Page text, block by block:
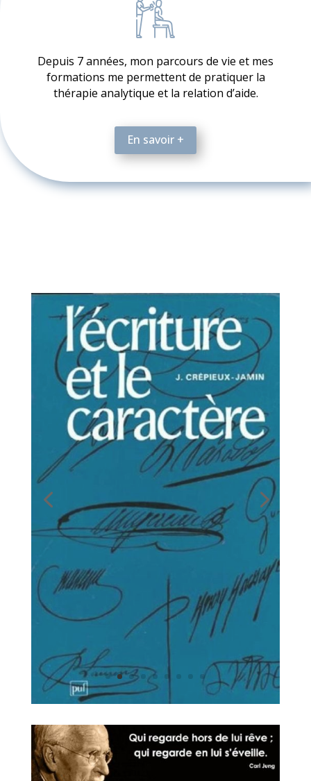
Depuis 7 années, mon parcours de vie et mes
formations me permettent de pratiquer la
thérapie analytique et la relation d’aide.
En savoir +